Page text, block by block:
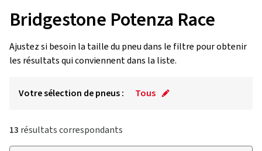
Bridgestone Potenza Race
Ajustez si besoin la taille du pneu dans le filtre pour obtenir
les résultats qui conviennent dans la liste.
Votre sélection de pneus : Tous
13 résultats correspondants